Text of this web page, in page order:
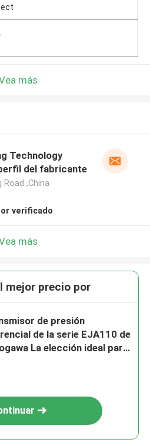
ect
más
Technology
del fabricante
Road ,China
verificado
más
mejor precio por
de presión
de la serie EJA110 de
La elección ideal para